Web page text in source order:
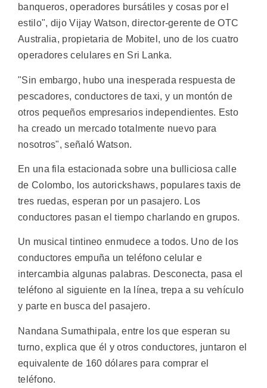
banqueros, operadores bursátiles y cosas por el
estilo", dijo Vijay Watson, director-gerente de OTC
Australia, propietaria de Mobitel, uno de los cuatro
operadores celulares en Sri Lanka.
"Sin embargo, hubo una inesperada respuesta de
pescadores, conductores de taxi, y un montón de
otros pequeños empresarios independientes. Esto
ha creado un mercado totalmente nuevo para
nosotros", señaló Watson.
En una fila estacionada sobre una bulliciosa calle
de Colombo, los autorickshaws, populares taxis de
tres ruedas, esperan por un pasajero. Los
conductores pasan el tiempo charlando en grupos.
Un musical tintineo enmudece a todos. Uno de los
conductores empuña un teléfono celular e
intercambia algunas palabras. Desconecta, pasa el
teléfono al siguiente en la línea, trepa a su vehículo
y parte en busca del pasajero.
Nandana Sumathipala, entre los que esperan su
turno, explica que él y otros conductores, juntaron el
equivalente de 160 dólares para comprar el
teléfono.